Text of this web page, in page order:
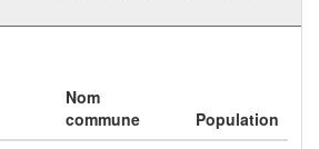
Nom
commune
Population